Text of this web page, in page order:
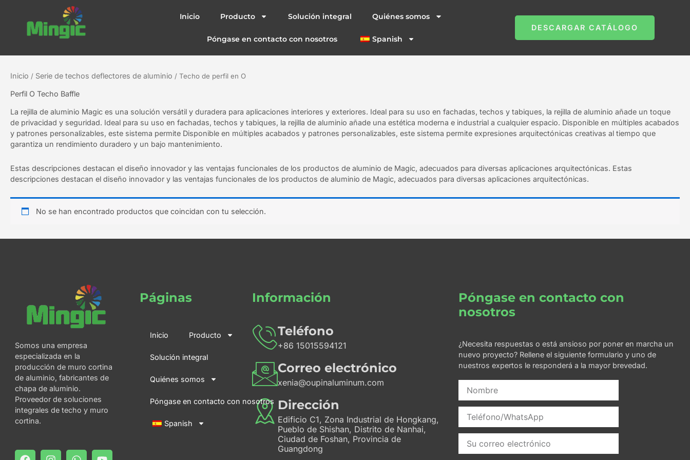
contenido
Inicio Producto Solución integral Quiénes somos
Póngase en contacto con nosotros Spanish
DESCARGAR CATÁLOGO
Inicio / Serie de techos deflectores de aluminio / Techo de perfil en O
Perfil O Techo Baffle
La rejilla de aluminio Magic es una solución versátil y duradera para aplicaciones interiores y exteriores. Ideal para su uso en fachadas, techos y tabiques, la rejilla de aluminio añade un toque
de privacidad y seguridad. Ideal para su uso en fachadas, techos y tabiques, la rejilla de aluminio añade una estética moderna e industrial a cualquier espacio. Disponible en múltiples acabados
y patrones personalizables, este sistema permite Disponible en múltiples acabados y patrones personalizables, este sistema permite expresiones arquitectónicas creativas al tiempo que
garantiza un rendimiento duradero y un bajo mantenimiento.
Estas descripciones destacan el diseño innovador y las ventajas funcionales de los productos de aluminio de Magic, adecuados para diversas aplicaciones arquitectónicas. Estas
descripciones destacan el diseño innovador y las ventajas funcionales de los productos de aluminio de Magic, adecuados para diversas aplicaciones arquitectónicas.
No se han encontrado productos que coincidan con tu selección.
Somos una empresa
especializada en la
producción de muro cortina
de aluminio, fabricantes de
chapa de aluminio.
Proveedor de soluciones
integrales de techo y muro
cortina.
F
I
W
Y
T
Páginas
Inicio Producto
Solución integral
Quiénes somos
Póngase en contacto con nosotros
Spanish
Información
Teléfono
+86 15015594121
Correo electrónico
xenia@oupinaluminum.com
Dirección
Edificio C1, Zona Industrial de Hongkang,
Pueblo de Shishan, Distrito de Nanhai,
Ciudad de Foshan, Provincia de
Guangdong
Póngase en contacto con
nosotros
¿Necesita respuestas o está ansioso por poner en marcha un
nuevo proyecto? Rellene el siguiente formulario y uno de
nuestros expertos le responderá a la mayor brevedad.